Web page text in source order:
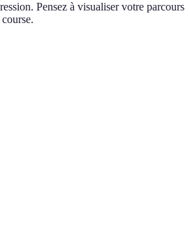
Pensez à visualiser votre parcours